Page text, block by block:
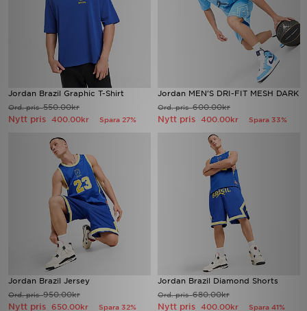
Jordan Brazil Graphic T-Shirt
Ord. pris550.00kr
Nytt pris 400.00kr Spara 27%
Jordan MEN'S DRI-FIT MESH DARK
Ord. pris600.00kr
Nytt pris 400.00kr Spara 33%
Jordan Brazil Jersey
Ord. pris950.00kr
Nytt pris 650.00kr Spara 32%
Jordan Brazil Diamond Shorts
Ord. pris680.00kr
Nytt pris 400.00kr Spara 41%